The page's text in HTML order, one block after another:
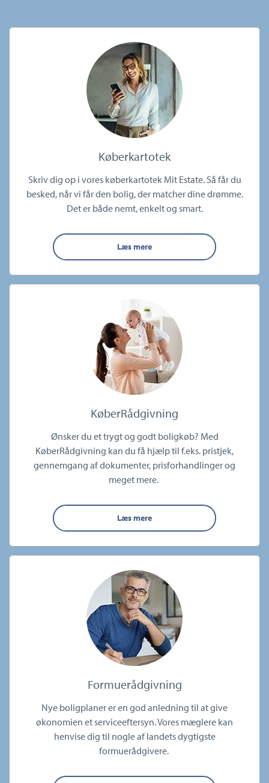
Køberkartotek
Skriv dig op i vores køberkartotek Mit Estate. Så får du
besked, når vi får den bolig, der matcher dine drømme.
Det er både nemt, enkelt og smart.
Læs mere
KøberRådgivning
Ønsker du et trygt og godt boligkøb? Med
KøberRådgivning kan du få hjælp til f.eks. pristjek,
gennemgang af dokumenter, prisforhandlinger og
meget mere.
Læs mere
Formuerådgivning
Nye boligplaner er en god anledning til at give
økonomien et serviceeftersyn. Vores mæglere kan
henvise dig til nogle af landets dygtigste
formuerådgivere.